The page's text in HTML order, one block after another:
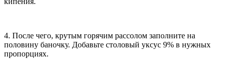
4. После чего, крутым горячим рассолом заполните на
половину баночку. Добавьте столовый уксус 9% в нужных
пропорциях.